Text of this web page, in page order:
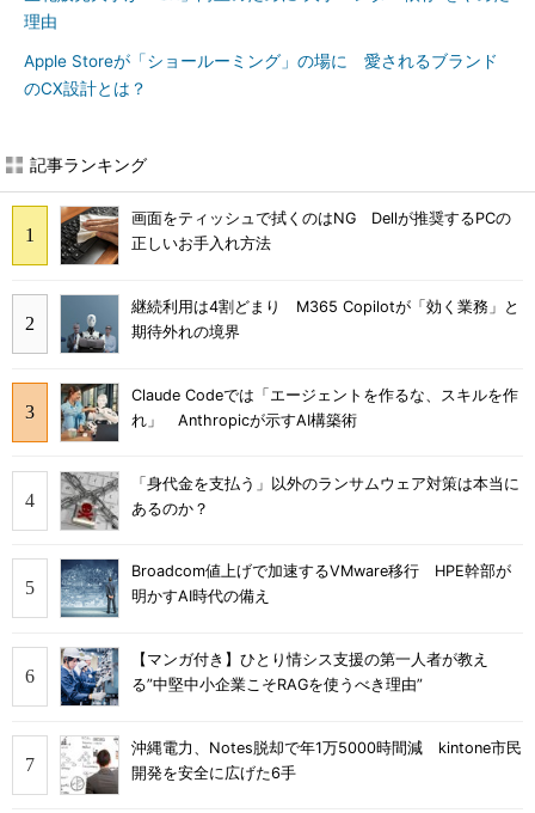
理由
Apple Storeが「ショールーミング」の場に 愛されるブランド
のCX設計とは？
記事ランキング
画面をティッシュで拭くのはNG Dellが推奨するPCの
正しいお手入れ方法
継続利用は4割どまり M365 Copilotが「効く業務」と
期待外れの境界
Claude Codeでは「エージェントを作るな、スキルを作
れ」 Anthropicが示すAI構築術
「身代金を支払う」以外のランサムウェア対策は本当に
あるのか？
Broadcom値上げで加速するVMware移行 HPE幹部が
明かすAI時代の備え
【マンガ付き】ひとり情シス支援の第一人者が教え
る”中堅中小企業こそRAGを使うべき理由”
沖縄電力、Notes脱却で年1万5000時間減 kintone市民
開発を安全に広げた6手